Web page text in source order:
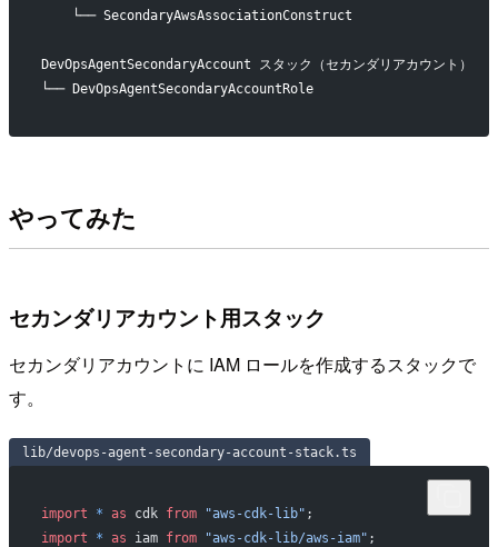
    └── SecondaryAwsAssociationConstruct
DevOpsAgentSecondaryAccount スタック（セカンダリアカウント）
└── DevOpsAgentSecondaryAccountRole
やってみた
セカンダリアカウント用スタック
セカンダリアカウントに IAM ロールを作成するスタックで
す。
lib/devops-agent-secondary-account-stack.ts
import * as cdk from "aws-cdk-lib" ;
import * as iam from "aws-cdk-lib/aws-iam" ;